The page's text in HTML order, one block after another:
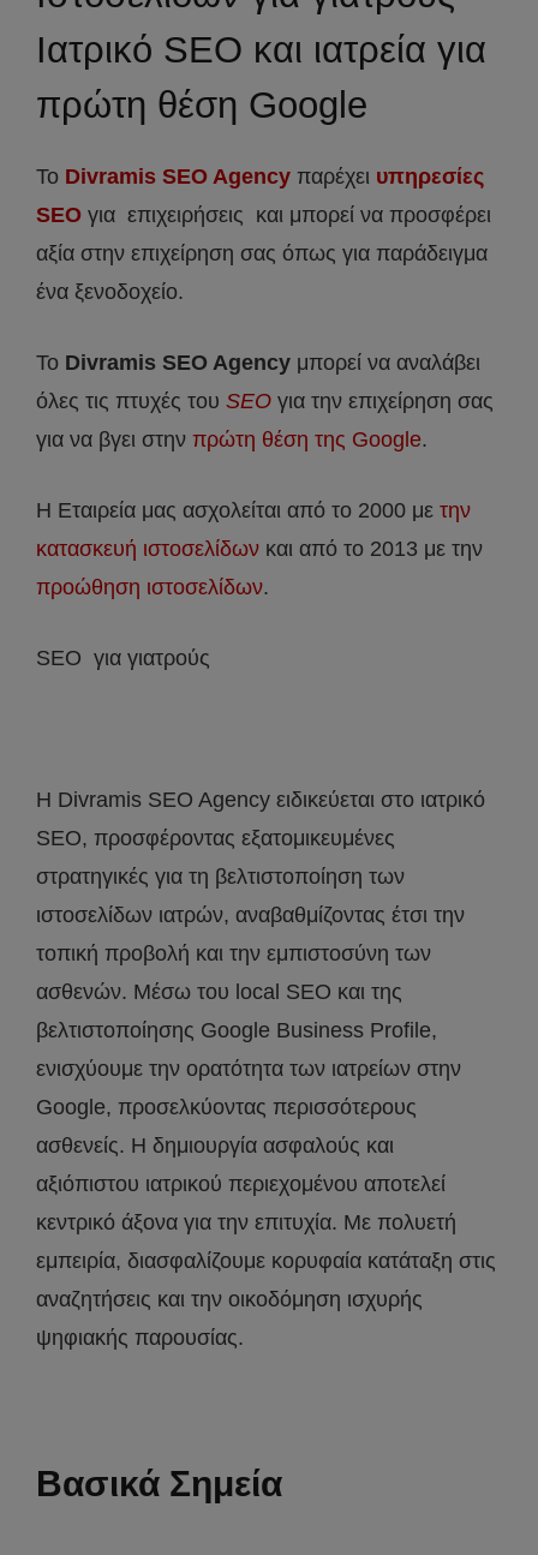
Ιατρικό SEO και ιατρεία για
πρώτη θέση Google
Το Divramis SEO Agency παρέχει υπηρεσίες
SEO για επιχειρήσεις και μπορεί να προσφέρει
αξία στην επιχείρηση σας όπως για παράδειγμα
ένα ξενοδοχείο.
Το Divramis SEO Agency μπορεί να αναλάβει
όλες τις πτυχές του SEO για την επιχείρηση σας
για να βγει στην πρώτη θέση της Google.
Η Εταιρεία μας ασχολείται από το 2000 με την
κατασκευή ιστοσελίδων και από το 2013 με την
προώθηση ιστοσελίδων.
SEO για γιατρούς
Η Divramis SEO Agency ειδικεύεται στο ιατρικό
SEO, προσφέροντας εξατομικευμένες
στρατηγικές για τη βελτιστοποίηση των
ιστοσελίδων ιατρών, αναβαθμίζοντας έτσι την
τοπική προβολή και την εμπιστοσύνη των
ασθενών. Μέσω του local SEO και της
βελτιστοποίησης Google Business Profile,
ενισχύουμε την ορατότητα των ιατρείων στην
Google, προσελκύοντας περισσότερους
ασθενείς. Η δημιουργία ασφαλούς και
αξιόπιστου ιατρικού περιεχομένου αποτελεί
κεντρικό άξονα για την επιτυχία. Με πολυετή
εμπειρία, διασφαλίζουμε κορυφαία κατάταξη στις
αναζητήσεις και την οικοδόμηση ισχυρής
ψηφιακής παρουσίας.
Βασικά Σημεία